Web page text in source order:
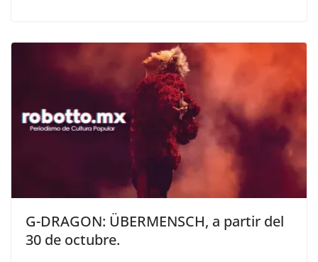
G-DRAGON: ÜBERMENSCH, a partir del
30 de octubre.